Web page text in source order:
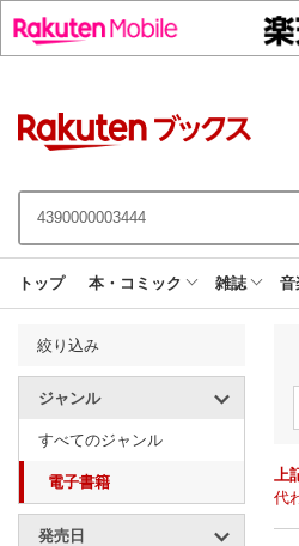
トップ 本・コミック 雑誌 音
絞り込み
ジャンル
すべてのジャンル
電子書籍
発売日
代